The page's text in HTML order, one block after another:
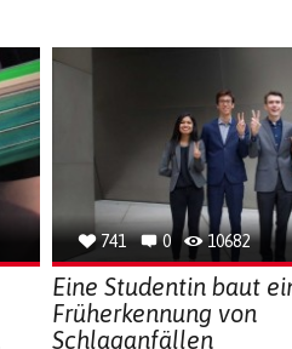
741 0 10682
Eine Studentin baut
Früherkennung von
Schlaganfällen